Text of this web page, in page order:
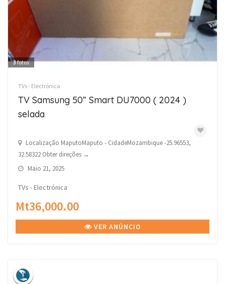
3fotos
TVs - Electrónica
TV Samsung 50” Smart DU7000 ( 2024 )
selada
Localização MaputoMaputo - CidadeMozambique -25.96553,
32.58322 Obter direções →
Maio 21, 2025
TVs - Electrónica
Mt36,000.00
VER ANÚNCIO